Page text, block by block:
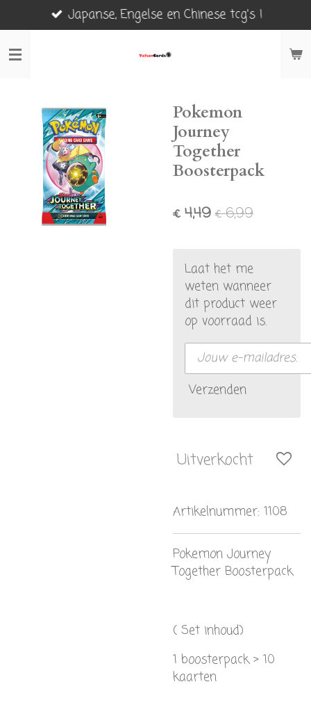
direct
naar
Japanse, Engelse en Chinese tcg's !
Pokemon
Journey
Together
Boosterpack
€ 4,49 € 6,99
Laat het me
weten wanneer
dit product weer
op voorraad is.
Verzenden
Uitverkocht
Artikelnummer: 1108
Pokemon Journey
Together Boosterpack
( Set inhoud)
1 boosterpack > 10
kaarten